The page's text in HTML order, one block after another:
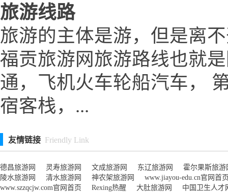
旅游线路
旅游的主体是游，但是离
福贡旅游网旅游路线也就
通，飞机火车轮船汽车，
宿客栈，...
友情链接 Friendly Link
德昌旅游网 灵寿旅游网 文成旅游网 东辽旅游网
霍尔果斯旅游
陵水旅游网
清水旅游网 神农架旅游网
www.jiayou-edu.cn官网首
www.szzqcjw.com官网首页
Rexing热醒 大肚旅游网
中国卫生人才